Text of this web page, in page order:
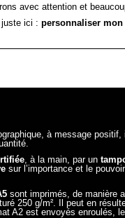
avec attention et
ici : personnaliser mon
à message positif,
, à la main, par un
sur l’importance et le
sont imprimés, de manière
250 g/m². Il peut en
A2 est envoyés enroulés,